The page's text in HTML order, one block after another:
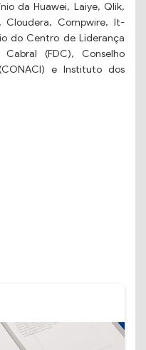
da Huawei, Laiye, Qlik,
Cloudera, Compwire, It-
do Centro de Liderança
(FDC), Conselho
e Instituto dos